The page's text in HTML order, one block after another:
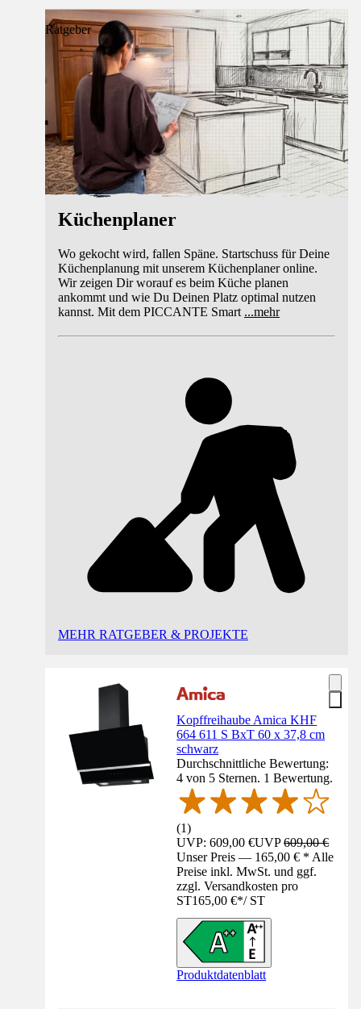
Ratgeber
Küchenplaner
Wo gekocht wird, fallen Späne. Startschuss für Deine
Küchenplanung mit unserem Küchenplaner online.
Wir zeigen Dir worauf es beim Küche planen
ankommt und wie Du Deinen Platz optimal nutzen
kannst. Mit dem PICCANTE Smart ...mehr
MEHR RATGEBER & PROJEKTE
Kopffreihaube Amica KHF
664 611 S BxT 60 x 37,8 cm
schwarz
Durchschnittliche Bewertung:
4 von 5 Sternen. 1 Bewertung.
(1)
UVP: 609,00 €UVP609,00 €
Unser Preis — 165,00 € * Alle
Preise inkl. MwSt. und ggf.
zzgl. Versandkosten pro
ST165,00 €*/ ST
Produktdatenblatt